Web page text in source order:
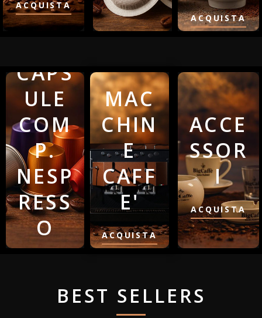
ACQUISTA
ACQUISTA
CAPS
ULE
COM
P.
NESP
RESS
O
MAC
CHIN
E
CAFF
E'
ACQUISTA
ACCE
SSOR
I
ACQUISTA
BEST SELLERS